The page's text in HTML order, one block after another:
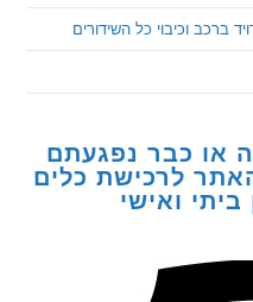
כל השידורים
נפגעתם
כלים